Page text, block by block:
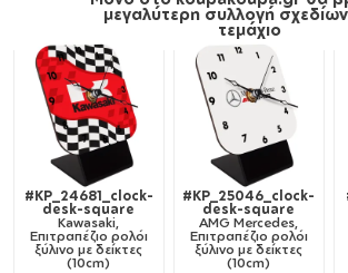
μεγαλύτερη συλλογή
τεμάχιο
#KP_24681_clock-
desk-square
Kawasaki,
Επιτραπέζιο ρολόι
ξύλινο με δείκτες
(10cm)
#KP_25046_clock-
desk-square
AMG Mercedes,
Επιτραπέζιο ρολόι
ξύλινο με δείκτες
(10cm)